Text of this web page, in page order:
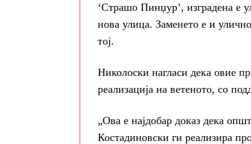
‘Страшо Пинџур’, изградена е
нова улица. Заменето е и
тој.
Николоски нагласи дека овие
реализација на ветеното, со
„Ова е најдобар доказ дека
Костадиновски ги реализира